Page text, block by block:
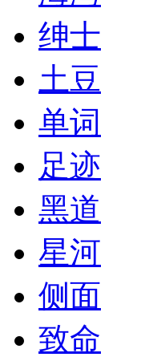
绅士
土豆
单词
足迹
黑道
星河
侧面
致命